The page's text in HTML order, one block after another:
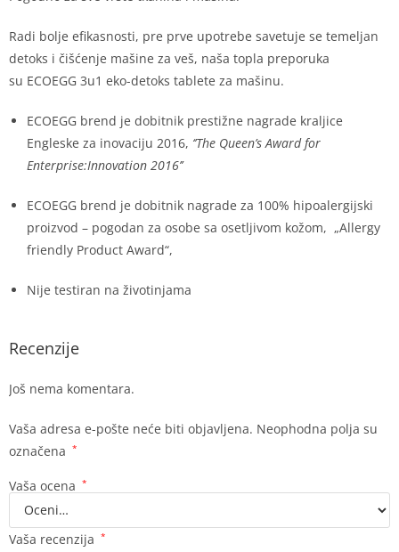
Radi bolje efikasnosti, pre prve upotrebe savetuje se temeljan
detoks i čišćenje mašine za veš, naša topla preporuka
su ECOEGG 3u1 eko-detoks tablete za mašinu.
ECOEGG brend je dobitnik prestižne nagrade kraljice
Engleske za inovaciju 2016, ‘’The Queen’s Award for
Enterprise:Innovation 2016’’
ECOEGG brend je dobitnik nagrade za 100% hipoalergijski
proizvod – pogodan za osobe sa osetljivom kožom, „Allergy
friendly Product Award“,
Nije testiran na životinjama
Recenzije
Još nema komentara.
Vaša adresa e-pošte neće biti objavljena. Neophodna polja su
označena *
Vaša ocena *
Vaša recenzija *